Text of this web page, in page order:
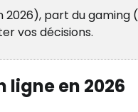
2026), part du gaming (
vos décisions.
ligne en 2026